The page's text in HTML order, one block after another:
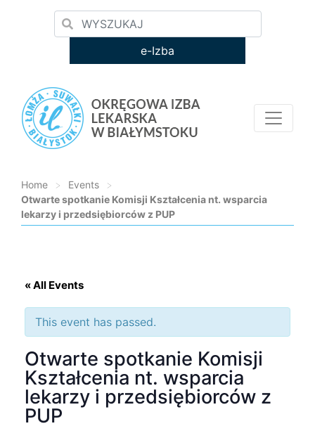
e-Izba
Home > Events
>
Otwarte spotkanie Komisji Kształcenia nt. wsparcia
lekarzy i przedsiębiorców z PUP
« All Events
This event has passed.
Otwarte spotkanie Komisji
Kształcenia nt. wsparcia
lekarzy i przedsiębiorców z
PUP